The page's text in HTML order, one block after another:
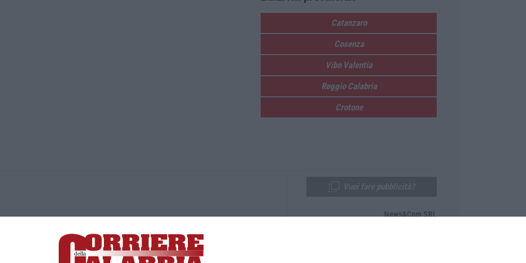
Catanzaro
Cosenza
Vibo Valentia
Reggio Calabria
Crotone
Lamezia Terme (CZ)
responsabile Paola Militano |Privacy
News&Com SRL